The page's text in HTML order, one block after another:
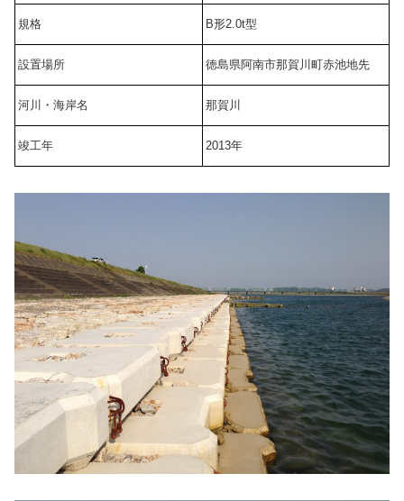
規格 B形2.0t型
設置場所 徳島県阿南市那賀川町赤池地先
河川・海岸名 那賀川
竣工年 2013年